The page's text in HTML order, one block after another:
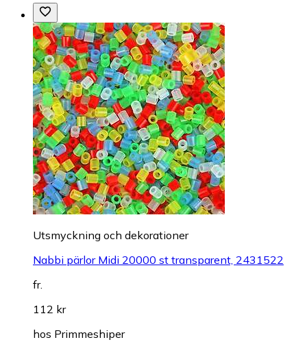
Utsmyckning och dekorationer
Nabbi pärlor Midi 20000 st transparent, 2431522
fr.
112 kr
hos Primmeshiper